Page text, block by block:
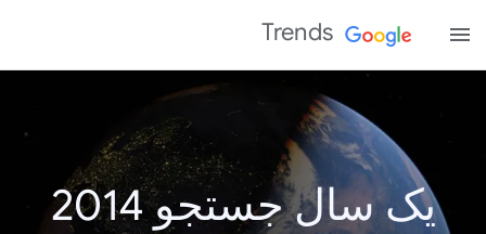
Trends
یک سال جستجو 2014